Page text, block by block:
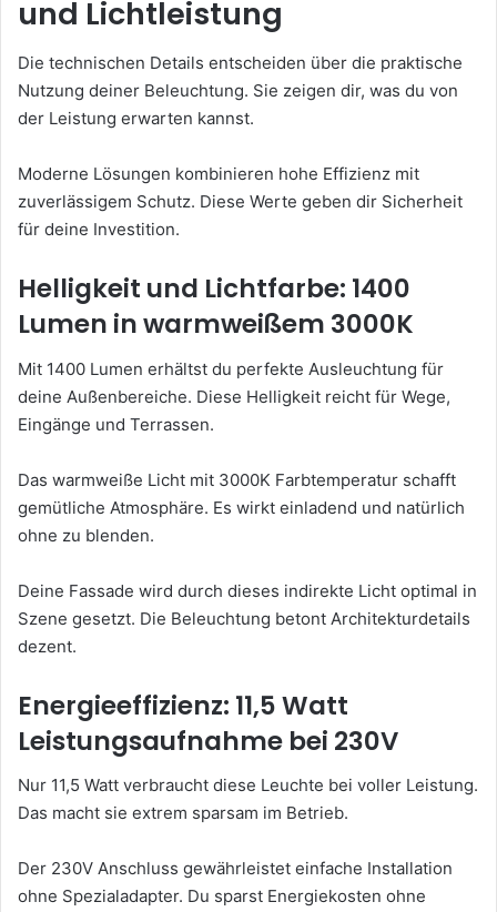
und Lichtleistung
Die technischen Details entscheiden über die praktische
Nutzung deiner Beleuchtung. Sie zeigen dir, was du von
der Leistung erwarten kannst.
Moderne Lösungen kombinieren hohe Effizienz mit
zuverlässigem Schutz. Diese Werte geben dir Sicherheit
für deine Investition.
Helligkeit und Lichtfarbe: 1400
Lumen in warmweißem 3000K
Mit 1400 Lumen erhältst du perfekte Ausleuchtung für
deine Außenbereiche. Diese Helligkeit reicht für Wege,
Eingänge und Terrassen.
Das warmweiße Licht mit 3000K Farbtemperatur schafft
gemütliche Atmosphäre. Es wirkt einladend und natürlich
ohne zu blenden.
Deine Fassade wird durch dieses indirekte Licht optimal in
Szene gesetzt. Die Beleuchtung betont Architekturdetails
dezent.
Energieeffizienz: 11,5 Watt
Leistungsaufnahme bei 230V
Nur 11,5 Watt verbraucht diese Leuchte bei voller Leistung.
Das macht sie extrem sparsam im Betrieb.
Der 230V Anschluss gewährleistet einfache Installation
ohne Spezialadapter. Du sparst Energiekosten ohne